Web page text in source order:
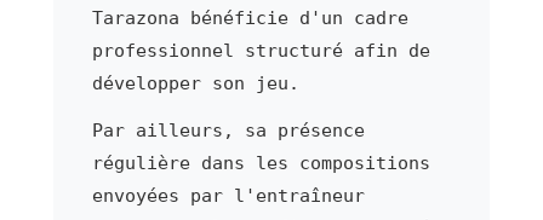
Tarazona bénéficie d'un cadre
professionnel structuré afin de
développer son jeu.
Par ailleurs, sa présence
régulière dans les compositions
envoyées par l'entraîneur